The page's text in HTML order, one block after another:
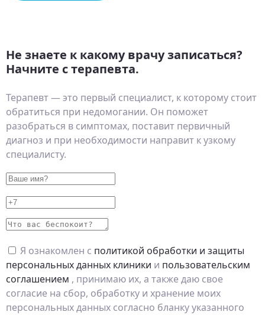
Не знаете к какому врачу записаться?
Начните с терапевта.
Терапевт — это первый специалист, к которому стоит
обратиться при недомогании. Он поможет
разобраться в симптомах, поставит первичный
диагноз и при необходимости направит к узкому
специалисту.
Я ознакомлен с политикой обработки и защиты
персональных данных клиники и пользовательским
соглашением , принимаю их, а также даю свое
согласие на сбор, обработку и хранение моих
персональных данных согласно бланку указанного